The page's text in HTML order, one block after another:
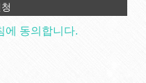
에 동의합니다.